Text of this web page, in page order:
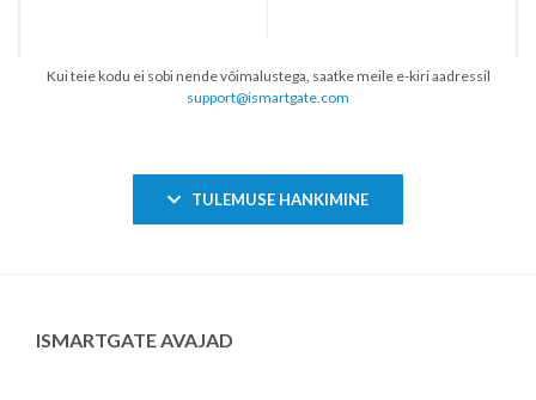
Kui teie kodu ei sobi nende võimalustega, saatke meile e-kiri aadressil
support@ismartgate.com
TULEMUSE HANKIMINE
ISMARTGATE AVAJAD